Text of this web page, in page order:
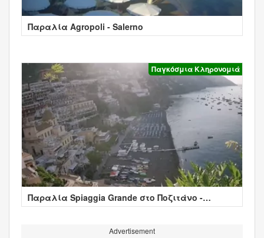
Παραλία Agropoli - Salerno
Παγκόσμια Κληρονομιά
Παραλία Spiaggia Grande στο Ποζιτάνο -
Positano
Advertisement